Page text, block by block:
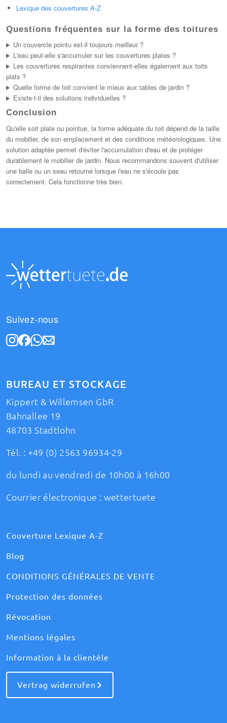
Lexique des couvertures A-Z
Questions fréquentes sur la forme des toitures
Un couvercle pointu est-il toujours meilleur ?
L'eau peut-elle s'accumuler sur les couvertures plates ?
Les couvertures respirantes conviennent-elles également aux toits
plats ?
Quelle forme de toit convient le mieux aux tables de jardin ?
Existe-t-il des solutions individuelles ?
Conclusion
Qu'elle soit plate ou pointue, la forme adéquate du toit dépend de la taille
du mobilier, de son emplacement et des conditions météorologiques. Une
solution adaptée permet d'éviter l'accumulation d'eau et de protéger
durablement le mobilier de jardin. Nous recommandons souvent d'utiliser
une balle ou un seau retourné lorsque l'eau ne s'écoule pas
correctement. Cela fonctionne très bien.
Suivez-nous
BUREAU ET STOCKAGE
Kippert & Willemsen GbR
Bahnallee 19
48703 Stadtlohn
Tél. : +49 (0) 2563 96934-29
du lundi au vendredi de 10h00 à 16h00
Courrier électronique : wettertuete
Couverture Lexique A-Z
Blog
CONDITIONS GÉNÉRALES DE VENTE
Protection des données
Révocation
Mentions légales
Information à la clientèle
Vertrag widerrufen